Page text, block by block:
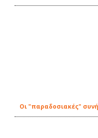
Οι "παραδοσιακές"